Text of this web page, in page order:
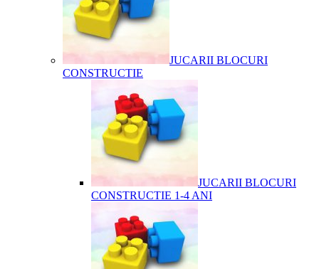
JUCARII BLOCURI
CONSTRUCTIE
JUCARII BLOCURI
CONSTRUCTIE 1-4 ANI